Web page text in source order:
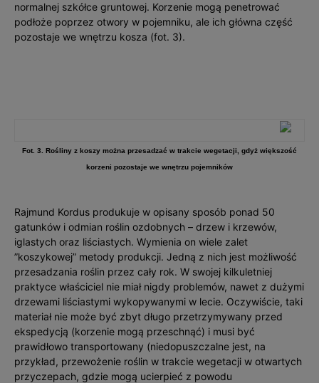
normalnej szkółce gruntowej. Korzenie mogą penetrować
podłoże poprzez otwory w pojemniku, ale ich główna część
pozostaje we wnętrzu kosza (fot. 3).
Fot. 3. Rośliny z koszy można przesadzać w trakcie wegetacji, gdyż większość
korzeni pozostaje we wnętrzu pojemników
Rajmund Kordus produkuje w opisany sposób ponad 50
gatunków i odmian roślin ozdobnych – drzew i krzewów,
iglastych oraz liściastych. Wymienia on wiele zalet
”koszykowej” metody produkcji. Jedną z nich jest możliwość
przesadzania roślin przez cały rok. W swojej kilkuletniej
praktyce właściciel nie miał nigdy problemów, nawet z dużymi
drzewami liściastymi wykopywanymi w lecie. Oczywiście, taki
materiał nie może być zbyt długo przetrzymywany przed
ekspedycją (korzenie mogą przeschnąć) i musi być
prawidłowo transportowany (niedopuszczalne jest, na
przykład, przewożenie roślin w trakcie wegetacji w otwartych
przyczepach, gdzie mogą ucierpieć z powodu